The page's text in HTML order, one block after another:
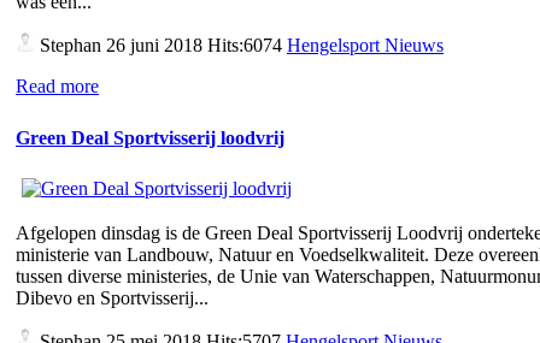
Stephan 26 juni 2018 Hits:6074 Hengelsport Nieuws
Read more
Green Deal Sportvisserij loodvrij
Afgelopen dinsdag is de Green Deal Sportvisserij Loodvrij
ministerie van Landbouw, Natuur en Voedselkwaliteit. Deze
tussen diverse ministeries, de Unie van Waterschappen,
Dibevo en Sportvisserij...